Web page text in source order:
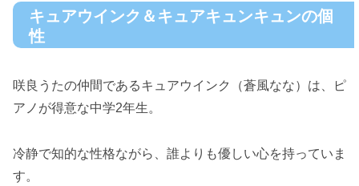
キュアウインク＆キュアキュンキュンの個
性
咲良うたの仲間であるキュアウインク（蒼風なな）は、ピ
アノが得意な中学2年生。
冷静で知的な性格ながら、誰よりも優しい心を持っていま
す。